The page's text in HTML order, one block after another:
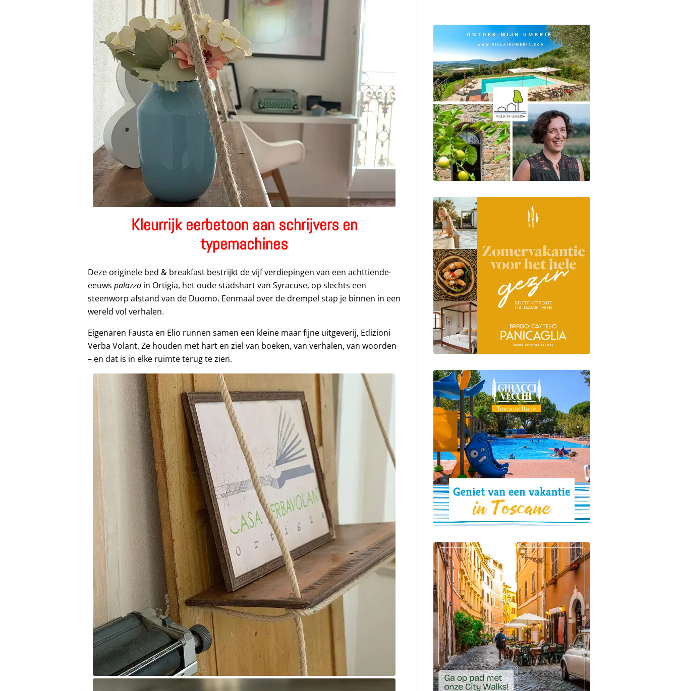
Kleurrijk eerbetoon aan schrijvers en
typemachines
Deze originele bed & breakfast bestrijkt de vijf verdiepingen van een achttiende-
eeuwspalazzo in Ortigia, het oude stadshart van Syracuse, op slechts een
steenworp afstand van de Duomo. Eenmaal over de drempel stap je binnen in een
wereld vol verhalen.
Eigenaren Fausta en Elio runnen samen een kleine maar fijne uitgeverij, Edizioni
Verba Volant. Ze houden met hart en ziel van boeken, van verhalen, van woorden
– en dat is in elke ruimte terug te zien.